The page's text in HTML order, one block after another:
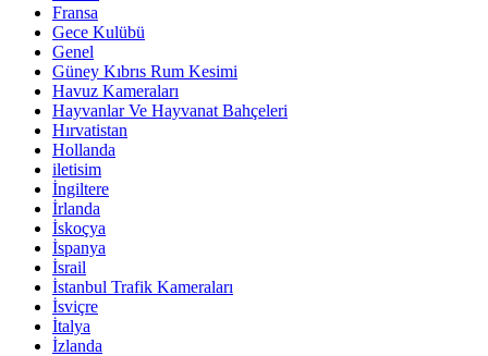
Fransa
Gece Kulübü
Genel
Güney Kıbrıs Rum Kesimi
Havuz Kameraları
Hayvanlar Ve Hayvanat Bahçeleri
Hırvatistan
Hollanda
iletisim
İngiltere
İrlanda
İskoçya
İspanya
İsrail
İstanbul Trafik Kameraları
İsviçre
İtalya
İzlanda